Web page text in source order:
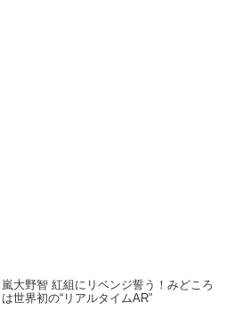
嵐大野智 紅組にリベンジ誓う！みどころ
は世界初の“リアルタイムAR”